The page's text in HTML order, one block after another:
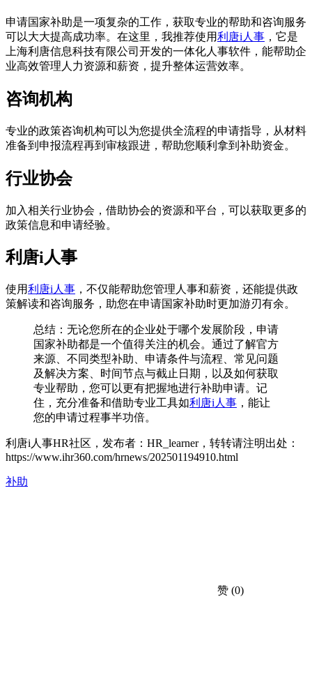
申请国家补助是一项复杂的工作，获取专业的帮助和咨询服务
可以大大提高成功率。在这里，我推荐使用利唐i人事 ，它是
上海利唐信息科技有限公司开发的一体化人事软件，能帮助企
业高效管理人力资源和薪资，提升整体运营效率。
咨询机构
专业的政策咨询机构可以为您提供全流程的申请指导，从材料
准备到申报流程再到审核跟进，帮助您顺利拿到补助资金。
行业协会
加入相关行业协会，借助协会的资源和平台，可以获取更多的
政策信息和申请经验。
利唐i人事
使用利唐i人事 ，不仅能帮助您管理人事和薪资，还能提供政
策解读和咨询服务，助您在申请国家补助时更加游刃有余。
总结：无论您所在的企业处于哪个发展阶段，申请
国家补助都是一个值得关注的机会。通过了解官方
来源、不同类型补助、申请条件与流程、常见问题
及解决方案、时间节点与截止日期，以及如何获取
专业帮助，您可以更有把握地进行补助申请。记
住，充分准备和借助专业工具如利唐i人事 ，能让
您的申请过程事半功倍。
利唐i人事HR社区，发布者：HR_learner，转转请注明出处：
https://www.ihr360.com/hrnews/202501194910.html
补助
赞 (0)